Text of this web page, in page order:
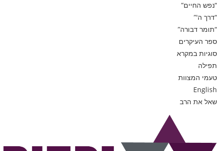
“נפש החיים”
“דרך ה'”
“תומר דבורה”
ספר העיקרים
סוגיות במקרא
תפילה
טעמי המצוות
English
שאל את הרב